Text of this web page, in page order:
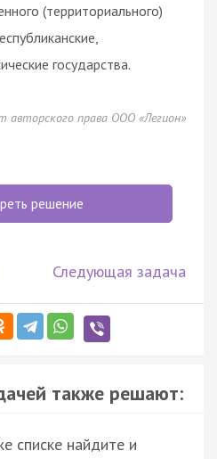
(территориального)
государства.
авторского права ООО «Легион»
решение
Следующая задача
также решают:
списке найдите и